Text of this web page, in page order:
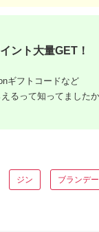
ント大量GET！
ギフトコードなど
るって知ってました
ジン ブランデー